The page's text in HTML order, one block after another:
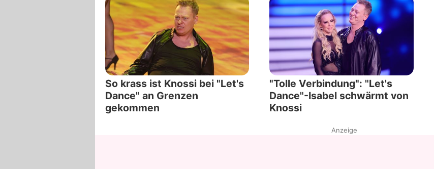
So krass ist Knossi bei "Let's
Dance" an Grenzen
gekommen
"Tolle Verbindung": "Let's
Dance"-Isabel schwärmt von
Knossi
Anzeige